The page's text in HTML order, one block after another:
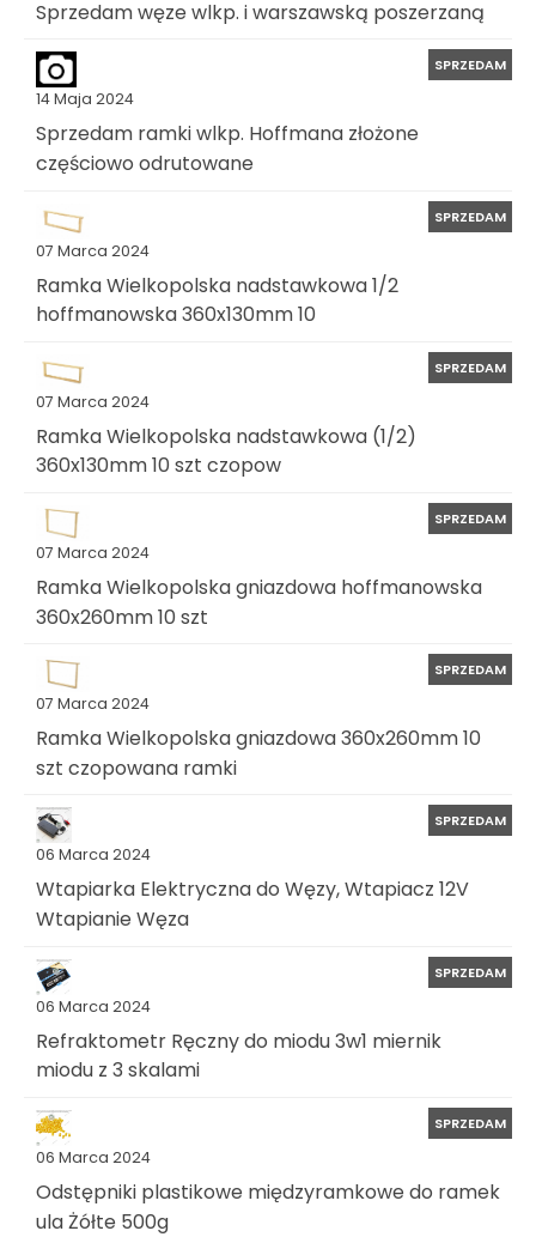
Sprzedam węze wlkp. i warszawską poszerzaną
14 Maja 2024
SPRZEDAM
Sprzedam ramki wlkp. Hoffmana złożone
częściowo odrutowane
07 Marca 2024
SPRZEDAM
Ramka Wielkopolska nadstawkowa 1/2
hoffmanowska 360x130mm 10
07 Marca 2024
SPRZEDAM
Ramka Wielkopolska nadstawkowa (1/2)
360x130mm 10 szt czopow
07 Marca 2024
SPRZEDAM
Ramka Wielkopolska gniazdowa hoffmanowska
360x260mm 10 szt
07 Marca 2024
SPRZEDAM
Ramka Wielkopolska gniazdowa 360x260mm 10
szt czopowana ramki
06 Marca 2024
SPRZEDAM
Wtapiarka Elektryczna do Węzy, Wtapiacz 12V
Wtapianie Węza
06 Marca 2024
SPRZEDAM
Refraktometr Ręczny do miodu 3w1 miernik
miodu z 3 skalami
06 Marca 2024
SPRZEDAM
Odstępniki plastikowe międzyramkowe do ramek
ula Żółte 500g